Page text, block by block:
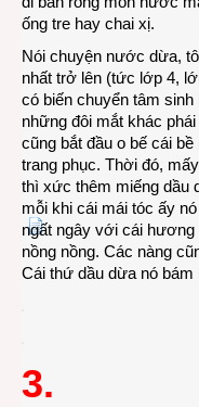
ống tre hay chai xị.
Nói chuyện nước dừa,
nhất trở lên (tức lớp 4,
có biến chuyển tâm
những đôi mắt khác
cũng bắt đầu o bế cái
trang phục. Thời đó,
thì xức thêm miếng dầu
mỗi khi cái mái tóc ấy
ngất ngây với cái hương
nồng nồng. Các nàng
Cái thứ dầu dừa nó bám
3.